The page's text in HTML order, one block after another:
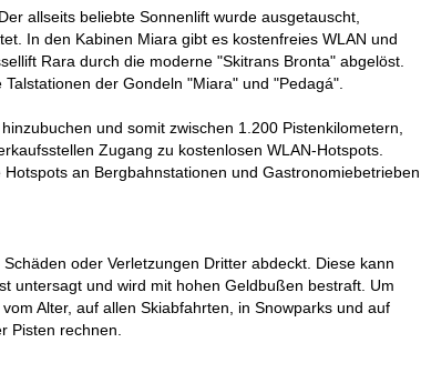
allseits beliebte Sonnenlift wurde ausgetauscht,
In den Kabinen Miara gibt es kostenfreies WLAN und
Rara durch die moderne "Skitrans Bronta" abgelöst.
der Gondeln "Miara" und "Pedagá".
und somit zwischen 1.200 Pistenkilometern,
Zugang zu kostenlosen WLAN-Hotspots.
an Bergbahnstationen und Gastronomiebetrieben
oder Verletzungen Dritter abdeckt. Diese kann
untersagt und wird mit hohen Geldbußen bestraft. Um
Alter, auf allen Skiabfahrten, in Snowparks und auf
Pisten rechnen.